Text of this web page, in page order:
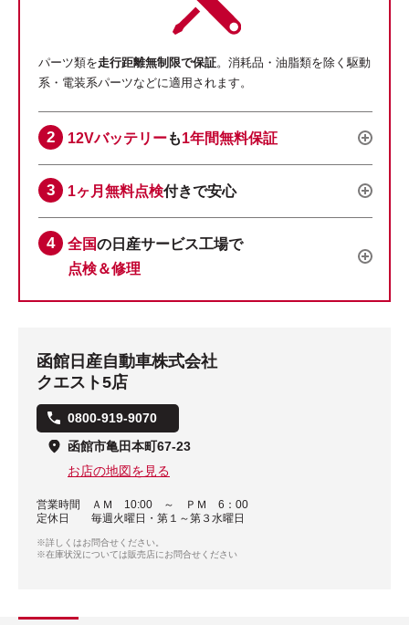
パーツ類を走行距離無制限で保証。消耗品・油脂類を除く駆動
系・電装系パーツなどに適用されます。
12Vバッテリーも1年間無料保証
1ヶ月無料点検付きで安心
全国の日産サービス工場で
点検＆修理
函館日産自動車株式会社
クエスト5店
0800-919-9070
函館市亀田本町67-23
お店の地図を見る
営業時間
ＡＭ 10:00 ～ ＰＭ 6：00
定休日
毎週火曜日・第１～第３水曜日
※詳しくはお問合せください。
※在庫状況については販売店にお問合せください